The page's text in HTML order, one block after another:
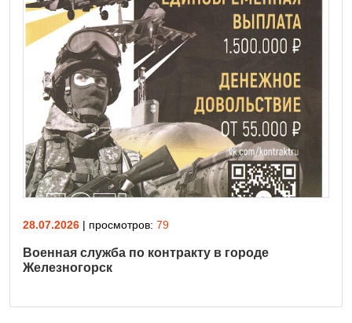
28.07.2026 | просмотров: 79
Военная служба по контракту в городе
Железногорск